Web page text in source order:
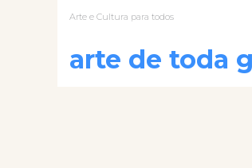
Arte e Cultura para todos
arte de toda